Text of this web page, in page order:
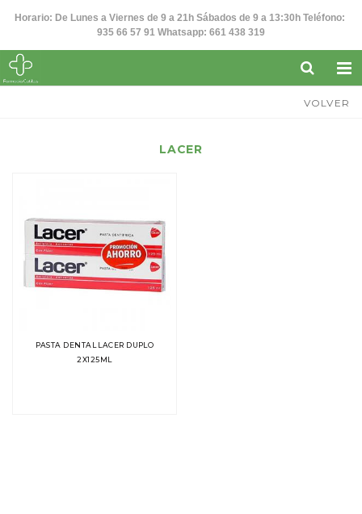
Horario: De Lunes a Viernes de 9 a 21h Sábados de 9 a 13:30h Teléfono:
935 66 57 91 Whatsapp: 661 438 319
VOLVER
LACER
PASTA DENTAL LACER DUPLO
2X125ML